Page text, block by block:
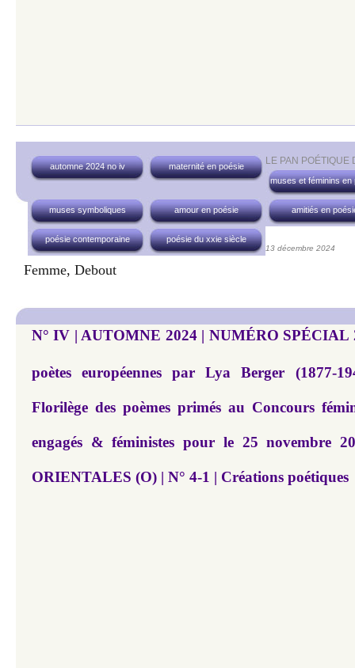
LE PAN POÉTIQUE
automne 2024 no iv
maternité en poésie
muses et féminins en
muses symboliques amour en poésie amitiés en
poésie contemporaine poésie du xxie siècle
13 décembre 2024
Femme, Debout
N° IV | AUTOMNE 2024 | NUMÉRO SPÉCIAL
poètes européennes par Lya Berger (1877-
Florilège des poèmes primés au Concours
engagés & féministes pour le 25 novembre
ORIENTALES (O) | N° 4-1 | Créations poétiques